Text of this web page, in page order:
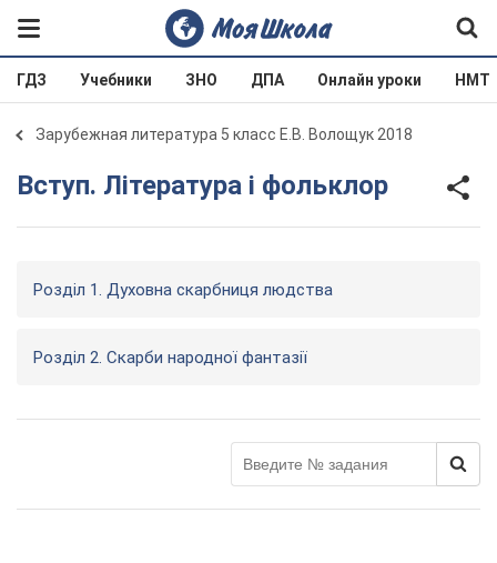
ГДЗ Учебники ЗНО ДПА Онлайн уроки НМТ
Зарубежная литература 5 класс Е.В. Волощук 2018
Вступ. Література і фольклор
Розділ 1. Духовна скарбниця людства
Розділ 2. Скарби народної фантазії